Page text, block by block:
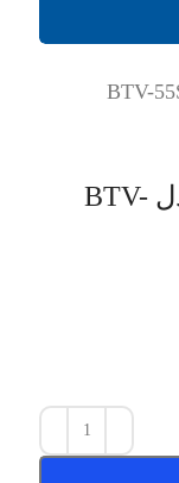
بک لایت تلویزیون بلست مدل BTV-